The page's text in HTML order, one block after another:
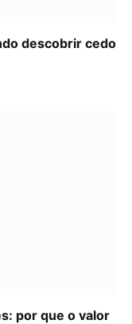
descobrir cedo
por que o valor